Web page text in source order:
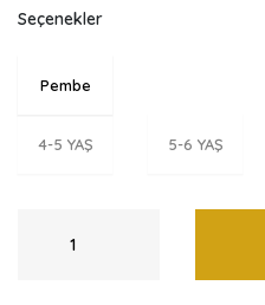
Seçenekler
Pembe
4-5 YAŞ 5-6 YAŞ